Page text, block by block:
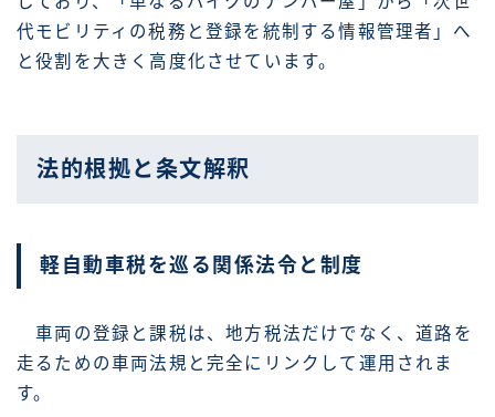
代モビリティの税務と登録を統制する情報管理者」へ
と役割を大きく高度化させています。
法的根拠と条文解釈
軽自動車税を巡る関係法令と制度
車両の登録と課税は、地方税法だけでなく、道路を
走るための車両法規と完全にリンクして運用されま
す。